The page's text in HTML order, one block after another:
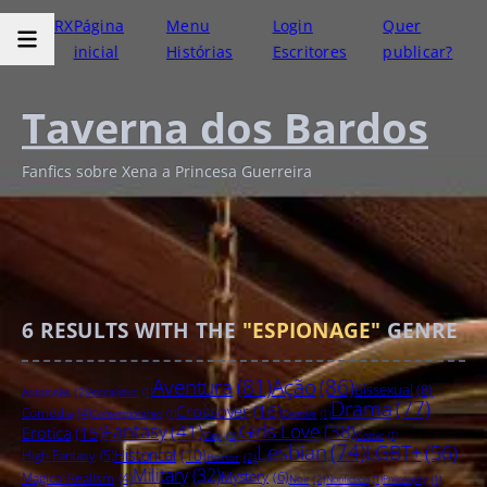
RXPágina
inicial
Menu
Histórias
Login
Escritores
Quer
publicar?
Taverna dos Bardos
Fanfics sobre Xena a Princesa Guerreira
6 RESULTS WITH THE "ESPIONAGE"GENRE
Antologias (2)Apocalíptico (1)Aventura(81)Ação(86)Bissexual (8)
Comédia (4)Contemporâneo (1)Crossover(16)Detetive (1)Drama(77)
Erotica (15)Fantasy(41)Gay (2)Girls Love(38)Gothic (1)
High Fantasy (5)Historical (10)Horror (2)Lesbian(74)LGBT+(56)
Magical Realism (4)Military(32)Mystery (6)Noir (2)Nonfiction (1)Philosophy (1)